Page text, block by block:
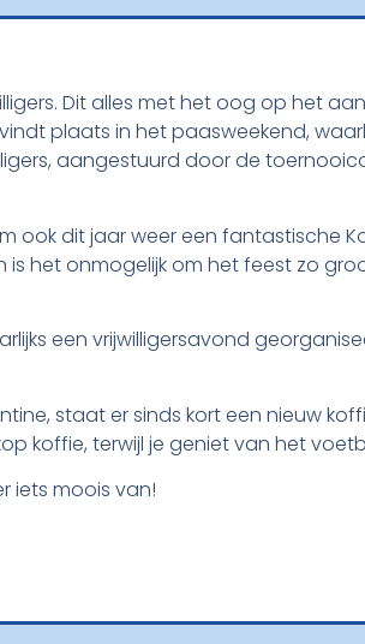
Dit alles met het oog op het
plaats in het paasweekend,
aangestuurd door de
dit jaar weer een fantastische
het onmogelijk om het feest zo
een vrijwilligersavond
staat er sinds kort een nieuw
koffie, terwijl je geniet van het
iets moois van!